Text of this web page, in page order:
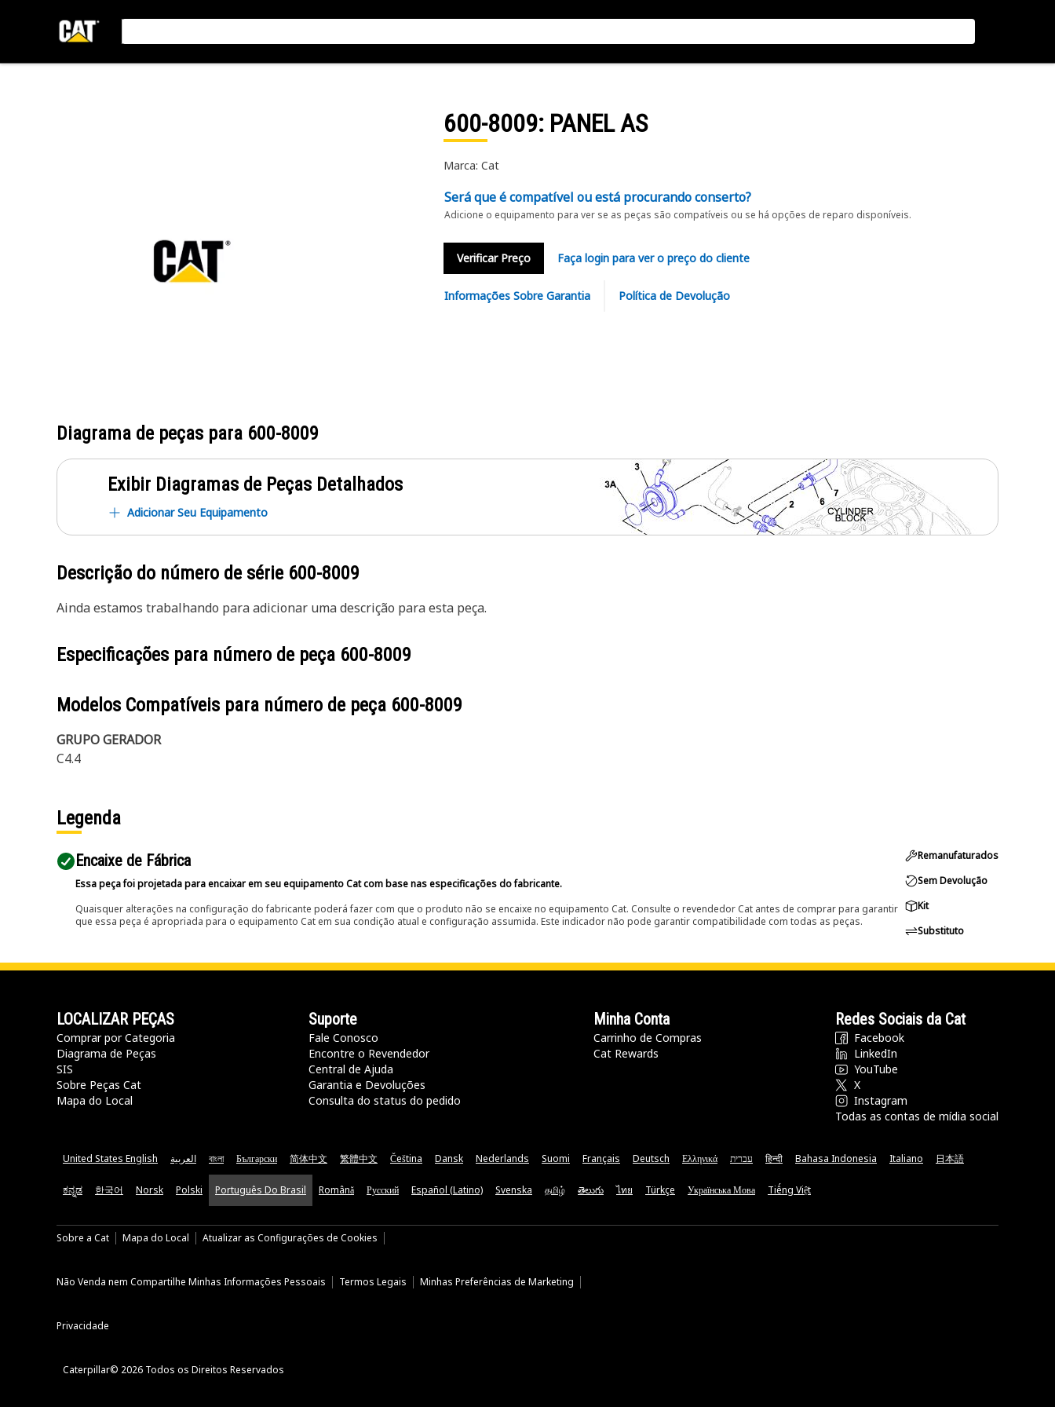
600-8009: PANEL AS
Marca: Cat
Será que é compatível ou está procurando conserto?
Adicione o equipamento para ver se as peças são compatíveis ou se há opções de reparo disponíveis.
Verificar Preço Faça login para ver o preço do cliente
Informações Sobre Garantia Política de Devolução
Diagrama de peças para 600-8009
Exibir Diagramas de Peças Detalhados
Adicionar Seu Equipamento
Descrição do número de série 600-8009
Ainda estamos trabalhando para adicionar uma descrição para esta peça.
Especificações para número de peça 600-8009
Modelos Compatíveis para número de peça 600-8009
GRUPO GERADOR
C4.4
Legenda
Encaixe de Fábrica
Essa peça foi projetada para encaixar em seu equipamento Cat com base nas especificações do fabricante.
Quaisquer alterações na configuração do fabricante poderá fazer com que o produto não se encaixe no equipamento Cat. Consulte o revendedor Cat antes de comprar para garantir
que essa peça é apropriada para o equipamento Cat em sua condição atual e configuração assumida. Este indicador não pode garantir compatibilidade com todas as peças.
Remanufaturados
Sem Devolução
Kit
Substituto
LOCALIZAR PEÇAS
Comprar por Categoria
Diagrama de Peças
SIS
Sobre Peças Cat
Mapa do Local
Suporte
Fale Conosco
Encontre o Revendedor
Central de Ajuda
Garantia e Devoluções
Consulta do status do pedido
Minha Conta
Carrinho de Compras
Cat Rewards
Redes Sociais da Cat
Facebook
LinkedIn
YouTube
X
Instagram
Todas as contas de mídia social
United States English العربية বাংলা Български 简体中文 繁體中文 Čeština Dansk Nederlands Suomi Français Deutsch Ελληνικά עברית हिन्दी Bahasa Indonesia Italiano 日本語
ಕನ್ನಡ 한국어 Norsk Polski Português Do Brasil Română Русский Español (Latino) Svenska தமிழ் తెలుగు ไทย Türkçe Українська Мова Tiếng Việt
Sobre a Cat Mapa do Local Atualizar as Configurações de Cookies
Não Venda nem Compartilhe Minhas Informações Pessoais Termos Legais Minhas Preferências de Marketing
Privacidade
Caterpillar© 2026 Todos os Direitos Reservados